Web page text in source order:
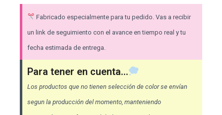
[x10
unidades]
cantidad
Fabricado especialmente para tu pedido. Vas a recibir
un link de seguimiento con el avance en tiempo real y tu
fecha estimada de entrega.
Para tener en cuenta...
Los productos que no tienen selección de color se envían
segun la producción del momento, manteniendo